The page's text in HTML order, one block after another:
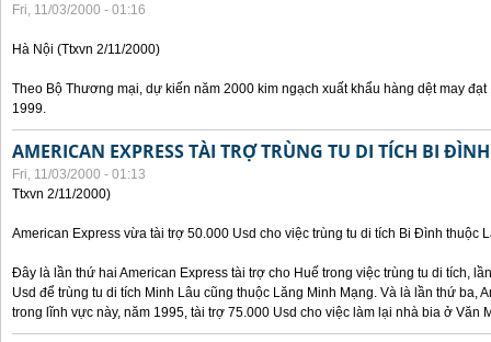
Fri, 11/03/2000 - 01:16
Hà Nội (Ttxvn 2/11/2000)
Theo Bộ Thương mại, dự kiến năm 2000 kim ngạch xuất khẩu hàng dệt may
1999.
AMERICAN EXPRESS TÀI TRỢ TRÙNG TU DI TÍCH BI ĐÌNH
Fri, 11/03/2000 - 01:13
Ttxvn 2/11/2000)
American Express vừa tài trợ 50.000 Usd cho việc trùng tu di tích Bi Đình thuộc
Đây là lần thứ hai American Express tài trợ cho Huế trong việc trùng tu di tích,
Usd để trùng tu di tích Minh Lâu cũng thuộc Lăng Minh Mạng. Và là lần thứ ba,
trong lĩnh vực này, năm 1995, tài trợ 75.000 Usd cho việc làm lại nhà bia ở Văn